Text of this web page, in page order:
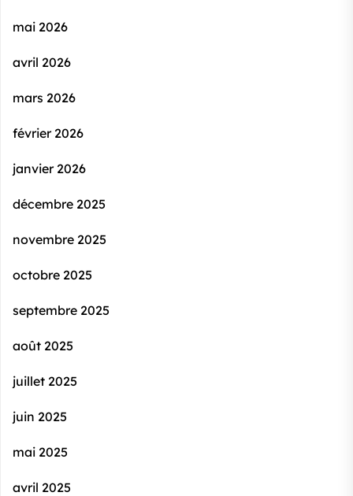
mai 2026
avril 2026
mars 2026
février 2026
janvier 2026
décembre 2025
novembre 2025
octobre 2025
septembre 2025
août 2025
juillet 2025
juin 2025
mai 2025
avril 2025